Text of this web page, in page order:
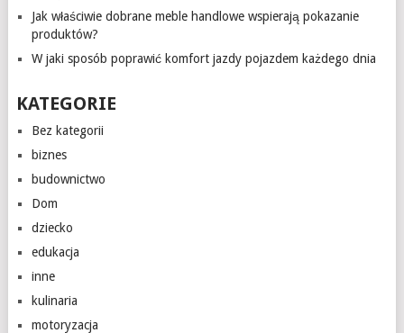
Jak właściwie dobrane meble handlowe wspierają pokazanie
produktów?
W jaki sposób poprawić komfort jazdy pojazdem każdego dnia
KATEGORIE
Bez kategorii
biznes
budownictwo
Dom
dziecko
edukacja
inne
kulinaria
motoryzacja